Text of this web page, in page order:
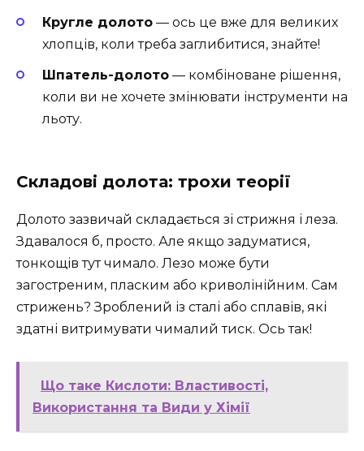
Кругле долото — ось це вже для великих
хлопців, коли треба заглибитися, знайте!
Шпатель-долото — комбіноване рішення,
коли ви не хочете змінювати інструменти на
льоту.
Складові долота: трохи теорії
Долото зазвичай складається зі стрижня і леза.
Здавалося б, просто. Але якщо задуматися,
тонкощів тут чимало. Лезо може бути
загостреним, пласким або криволінійним. Сам
стрижень? Зроблений із сталі або сплавів, які
здатні витримувати чималий тиск. Ось так!
Що таке Кислоти: Властивості,
Використання та Види у Хімії